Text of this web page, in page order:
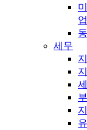
업
세무